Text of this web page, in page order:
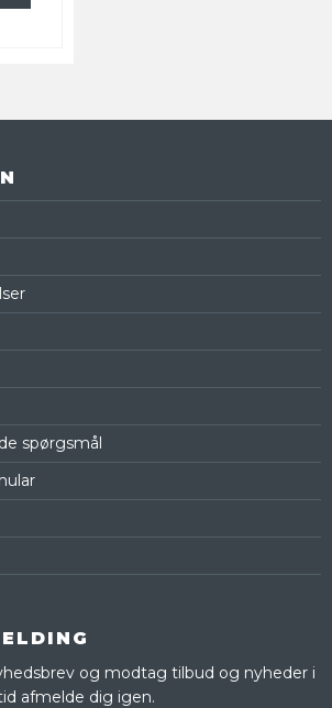
spørgsmål
og modtag tilbud og nyheder i
afmelde dig igen.